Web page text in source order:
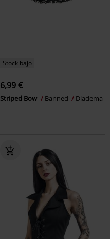
Stock bajo
6,99 €
Striped Bow Banned Diadema